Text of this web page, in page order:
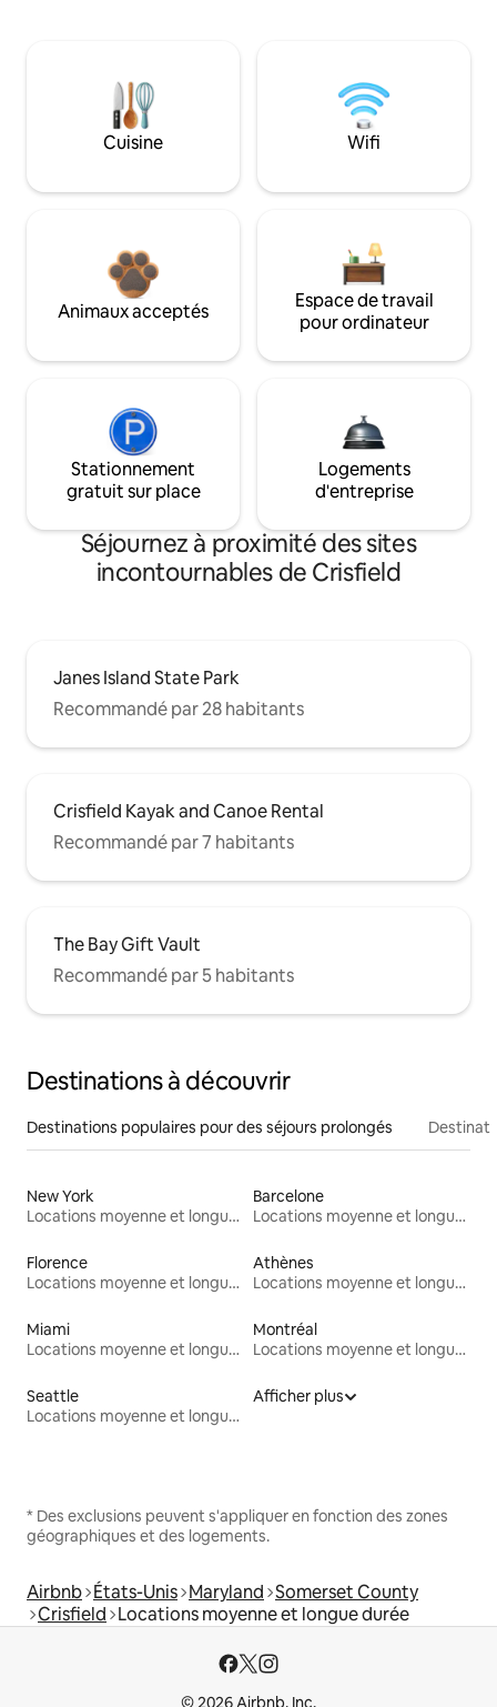
Cuisine Wifi
Animaux acceptés
Espace de travail
pour ordinateur
Stationnement
gratuit sur place
Logements
d'entreprise
Séjournez à proximité des sites
incontournables de Crisfield
Janes Island State Park
Recommandé par 28 habitants
Crisfield Kayak and Canoe Rental
Recommandé par 7 habitants
The Bay Gift Vault
Recommandé par 5 habitants
Destinations à découvrir
Destinations populaires pour des séjours prolongés
New York
Locations moyenne et longue durée
Barcelone
Locations moyenne et longue durée
Florence
Locations moyenne et longue durée
Athènes
Locations moyenne et longue durée
Miami
Locations moyenne et longue durée
Montréal
Locations moyenne et longue durée
Seattle
Locations moyenne et longue durée
Afficher plus
* Des exclusions peuvent s'appliquer en fonction des zones
géographiques et des logements.
Airbnb États-Unis Maryland Somerset County
Crisfield Locations moyenne et longue durée
© 2026 Airbnb, Inc.